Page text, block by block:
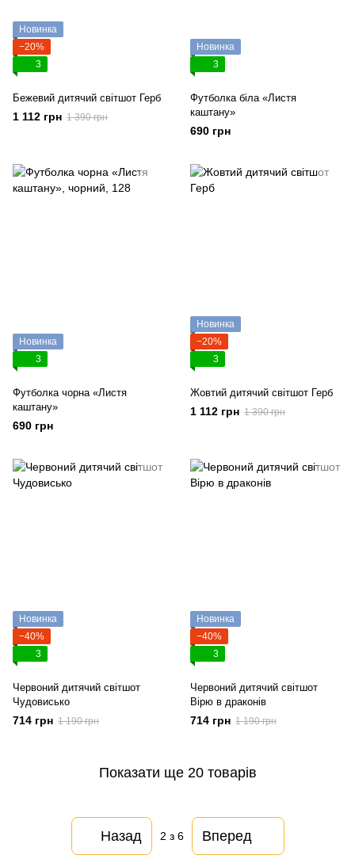
Новинка
−20%
3
Бежевий дитячий світшот Герб
1 112 грн 1 390 грн
Новинка
3
Футболка біла «Листя
каштану»
690 грн
Новинка
3
Футболка чорна «Листя
каштану»
690 грн
Новинка
−20%
3
Жовтий дитячий світшот Герб
1 112 грн 1 390 грн
Новинка
−40%
3
Червоний дитячий світшот
Чудовисько
714 грн 1 190 грн
Новинка
−40%
3
Червоний дитячий світшот
Вірю в драконів
714 грн 1 190 грн
Показати ще 20 товарів
Назад 2 з 6 Вперед